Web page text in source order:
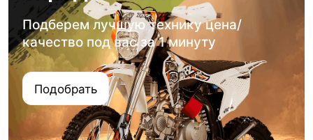
Подберем лучшую технику цена/
качество под вас за 1 минуту
Подобрать